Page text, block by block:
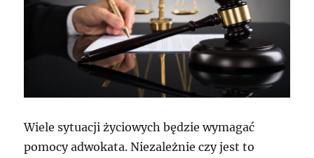
Wiele sytuacji życiowych będzie wymagać
pomocy adwokata. Niezależnie czy jest to